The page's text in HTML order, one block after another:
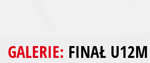
GALERIE: FINAŁ U12M